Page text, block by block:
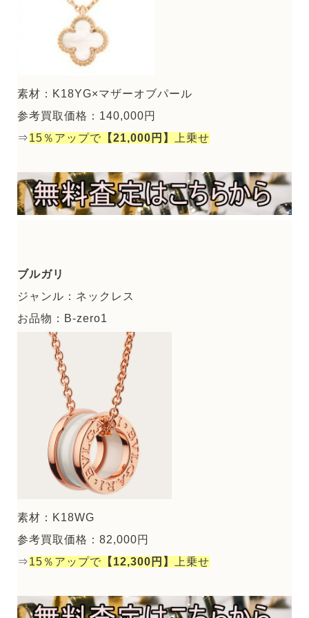
素材：K18YG×マザーオブパール
参考買取価格：140,000円
⇒15％アップで 【21,000円】 上乗せ
ブルガリ
ジャンル：ネックレス
お品物：B-zero1
素材：K18WG
参考買取価格：82,000円
⇒15％アップで 【12,300円】 上乗せ